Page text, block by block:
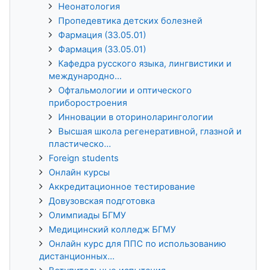
Неонатология
Пропедевтика детских болезней
Фармация (33.05.01)
Фармация (33.05.01)
Кафедра русского языка, лингвистики и
международно...
Офтальмологии и оптического
приборостроения
Инновации в оториноларингологии
Высшая школа регенеративной, глазной и
пластическо...
Foreign students
Онлайн курсы
Аккредитационное тестирование
Довузовская подготовка
Олимпиады БГМУ
Медицинский колледж БГМУ
Онлайн курс для ППС по использованию
дистанционных...